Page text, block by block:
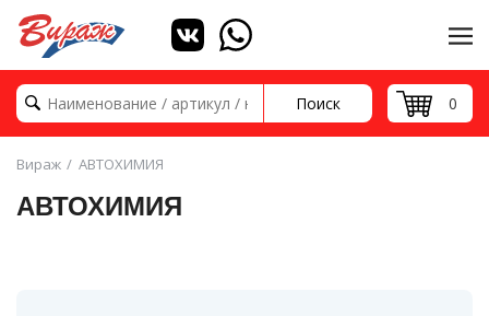
Поиск 0
Вираж АВТОХИМИЯ
АВТОХИМИЯ